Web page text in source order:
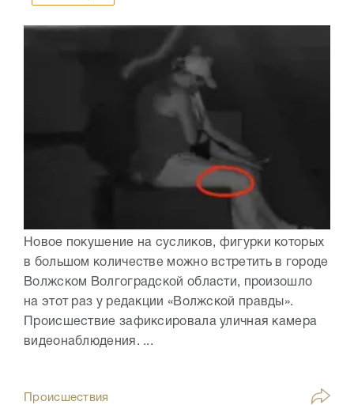
Новое покушение на сусликов, фигурки которых
в большом количестве можно встретить в городе
Волжском Волгоградской области, произошло
на этот раз у редакции «Волжской правды».
Происшествие зафиксировала уличная камера
видеонаблюдения. ...
Происшествия